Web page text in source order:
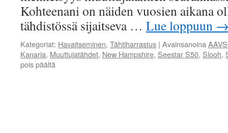
Kohteenani on näiden vuosien aikana
tähdistössä sijaitseva … Lue loppuun
Kategoriat: Havaitseminen, Tähtiharrastus | Avainsanoina
Kanaria, Muuttujatähdet, New Hampshire, Seestar S50, Slooh,
pois päältä